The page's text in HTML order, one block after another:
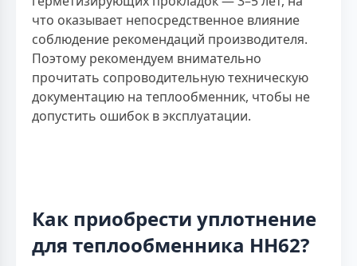
что оказывает непосредственное влияние
соблюдение рекомендаций производителя.
Поэтому рекомендуем внимательно
прочитать сопроводительную техническую
документацию на теплообменник, чтобы не
допустить ошибок в эксплуатации.
Как приобрести уплотнение
для теплообменника НН62?